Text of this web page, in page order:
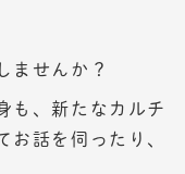
ませんか？
も、新たなカルチ
お話を伺ったり、